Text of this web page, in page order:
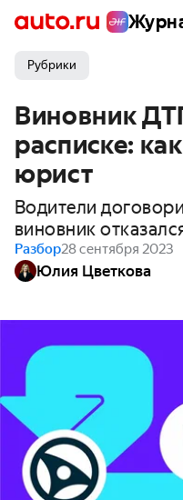
Рубрики
Виновник
расписке:
юрист
Водители
виновник
Разбор28 сентября 2023
Юлия Цветкова